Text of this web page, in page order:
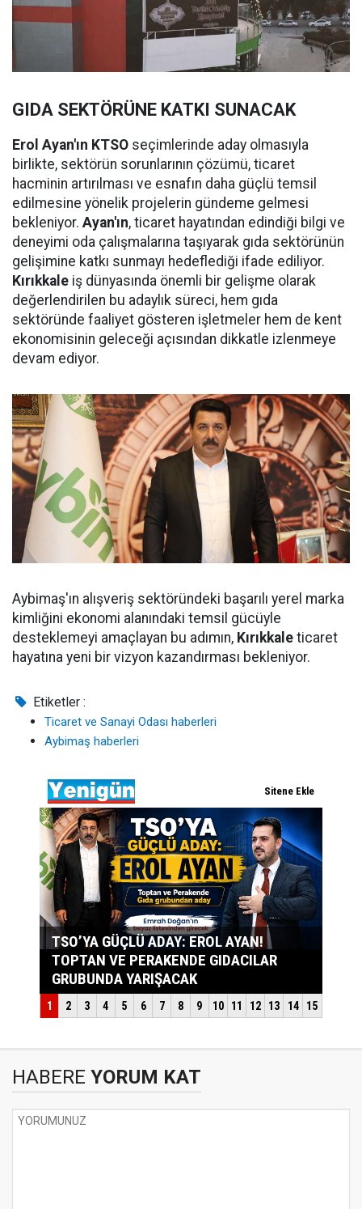
GIDA SEKTÖRÜNE KATKI SUNACAK
Erol Ayan'ın KTSO seçimlerinde aday olmasıyla
birlikte, sektörün sorunlarının çözümü, ticaret
hacminin artırılması ve esnafın daha güçlü temsil
edilmesine yönelik projelerin gündeme gelmesi
bekleniyor. Ayan'ın, ticaret hayatından edindiği bilgi ve
deneyimi oda çalışmalarına taşıyarak gıda sektörünün
gelişimine katkı sunmayı hedeflediği ifade ediliyor.
Kırıkkale iş dünyasında önemli bir gelişme olarak
değerlendirilen bu adaylık süreci, hem gıda
sektöründe faaliyet gösteren işletmeler hem de kent
ekonomisinin geleceği açısından dikkatle izlenmeye
devam ediyor.
Aybimaş'ın alışveriş sektöründeki başarılı yerel marka
kimliğini ekonomi alanındaki temsil gücüyle
desteklemeyi amaçlayan bu adımın, Kırıkkale ticaret
hayatına yeni bir vizyon kazandırması bekleniyor.
Etiketler :
Ticaret ve Sanayi Odası haberleri
Aybimaş haberleri
HABERE YORUM KAT